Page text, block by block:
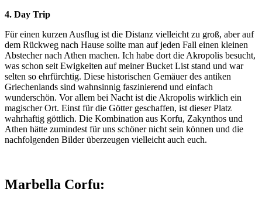
4. Day Trip
Für einen kurzen Ausflug ist die Distanz vielleicht zu groß, aber auf
dem Rückweg nach Hause sollte man auf jeden Fall einen kleinen
Abstecher nach Athen machen. Ich habe dort die Akropolis besucht,
was schon seit Ewigkeiten auf meiner Bucket List stand und war
selten so ehrfürchtig. Diese historischen Gemäuer des antiken
Griechenlands sind wahnsinnig faszinierend und einfach
wunderschön. Vor allem bei Nacht ist die Akropolis wirklich ein
magischer Ort. Einst für die Götter geschaffen, ist dieser Platz
wahrhaftig göttlich. Die Kombination aus Korfu, Zakynthos und
Athen hätte zumindest für uns schöner nicht sein können und die
nachfolgenden Bilder überzeugen vielleicht auch euch.
Marbella Corfu: